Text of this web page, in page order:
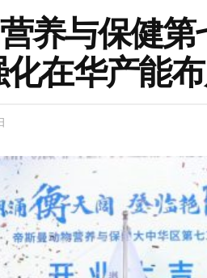
养与保健
在华产能